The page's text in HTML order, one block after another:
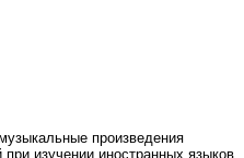
произведения
изучении иностранных языков